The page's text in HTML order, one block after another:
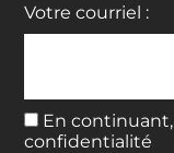
Votre courriel :
En
confidentialité